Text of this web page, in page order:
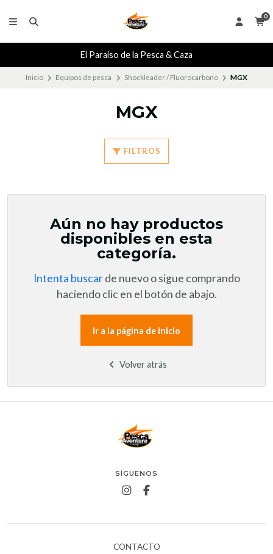
0
El Paraiso de la Pesca & Caza
Inicio Equipos de pesca Shockleader / Fluorocarbono MGX
MGX
FILTROS
Aún no hay productos
disponibles en esta
categoría.
Intenta buscarde nuevo o sigue comprando
haciendo clic en el botón de abajo.
Ir a la página de inicio
Volver atrás
SÍGUENOS
CONTACTO